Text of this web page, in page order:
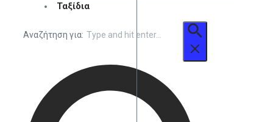
Ταξίδια
Αναζήτηση για: